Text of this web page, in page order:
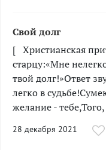
Свой долг
[ ­­­­­­­Христианская
старцу:«Мне
твой долг!»Ответ
легко в
желание -
28 декабря 2021